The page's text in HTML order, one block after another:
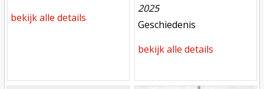
bekijk alle details
2025
meest recente aanpassing
Geschiedenis
bekijk alle details